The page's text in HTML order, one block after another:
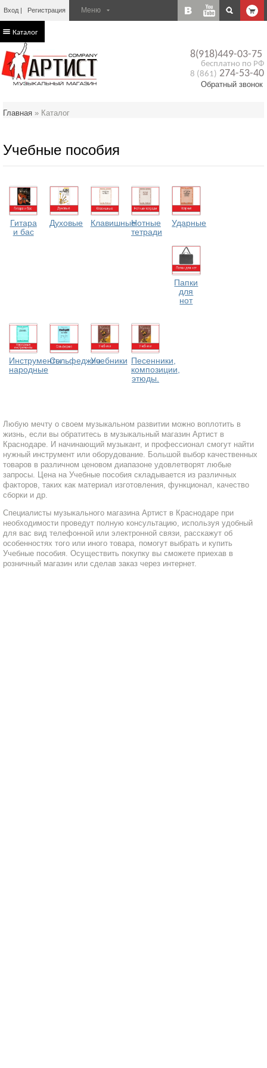
Вход Регистрация
8(918)449-03-75
бесплатно по РФ
8 (861) 274-53-40
Обратный звонок
Каталог
Главная » Каталог
Учебные пособия
Гитара
и бас
Духовые КлавишныеНотные
тетради
Ударные
Папки
для
нот
Инструменты
народные
СольфеджиоУчебники Песенники,
композиции,
этюды.
Любую мечту о своем музыкальном развитии можно воплотить в
жизнь, если вы обратитесь в музыкальный магазин Артист в
Краснодаре. И начинающий музыкант, и профессионал смогут найти
нужный инструмент или оборудование. Большой выбор качественных
товаров в различном ценовом диапазоне удовлетворят любые
запросы. Цена на Учебные пособия складывается из различных
факторов, таких как материал изготовления, функционал, качество
сборки и др.
Специалисты музыкального магазина Артист в Краснодаре при
необходимости проведут полную консультацию, используя удобный
для вас вид телефонной или электронной связи, расскажут об
особенностях того или иного товара, помогут выбрать и купить
Учебные пособия. Осуществить покупку вы сможете приехав в
розничный магазин или сделав заказ через интернет.